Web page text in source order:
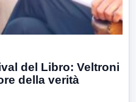
del Libro: Veltroni
della verità